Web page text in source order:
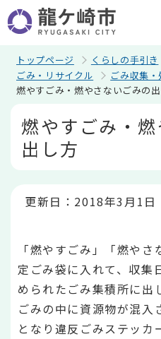
の
ペ
トップページ くらしの手引き
ごみ・リサイクル
ごみ収集・
燃やすごみ・燃やさないごみの
燃やすごみ・
出し方
更新日：2018年3月1日
「燃やすごみ」「燃や
定ごみ袋に入れて、収集
められたごみ集積所に出
ごみの中に資源物が混入
となり違反ごみステッカ